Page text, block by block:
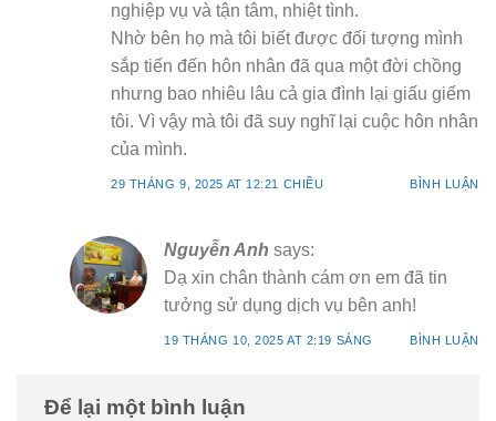
nghiệp vụ và tận tâm, nhiệt tình.
Nhờ bên họ mà tôi biết được đối tượng mình
sắp tiến đến hôn nhân đã qua một đời chồng
nhưng bao nhiêu lâu cả gia đình lại giấu giếm
tôi. Vì vậy mà tôi đã suy nghĩ lại cuộc hôn nhân
của mình.
29 THÁNG 9, 2025 AT 12:21 CHIỀU BÌNH LUẬN
Nguyễn Anh says:
Dạ xin chân thành cám ơn em đã tin
tưởng sử dụng dịch vụ bên anh!
19 THÁNG 10, 2025 AT 2:19 SÁNG BÌNH LUẬN
Để lại một bình luận